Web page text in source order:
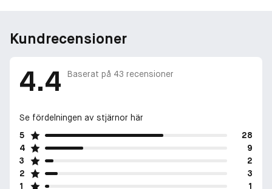
Kundrecensioner
4.4 Baserat på 43 recensioner
Se fördelningen av stjärnor här
5
28
4
9
3
2
2
3
1
1